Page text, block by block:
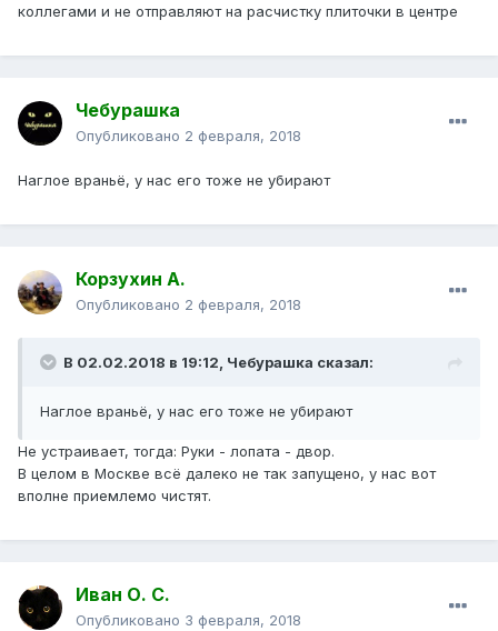
коллегами и не отправляют на расчистку плиточки в центре
Чебурашка
Опубликовано 2 февраля, 2018
Наглое враньё, у нас его тоже не убирают
Корзухин А.
Опубликовано 2 февраля, 2018
В 02.02.2018 в 19:12, Чебурашка сказал:
Наглое враньё, у нас его тоже не убирают
Не устраивает, тогда: Руки - лопата - двор.
В целом в Москве всё далеко не так запущено, у нас вот
вполне приемлемо чистят.
Иван О. С.
Опубликовано 3 февраля, 2018